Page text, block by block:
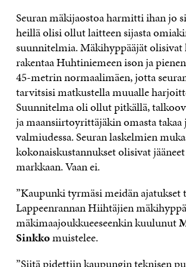
Seuran mäkijaostoa harmitti ihan jo
heillä olisi ollut laitteen sijasta
suunnitelmia. Mäkihyppääjät olisivat
rakentaa Huhtiniemeen ison ja
45-metrin normaalimäen, jotta
tarvitsisi matkustella muualle
Suunnitelma oli ollut pitkällä,
ja maansiirtoyrittäjäkin omasta takaa
valmiudessa. Seuran laskelmien
kokonaiskustannukset olisivat
markkaan. Vaan ei.
”Kaupunki tyrmäsi meidän ajatukset
Lappeenrannan Hiihtäjien
mäkimaajoukkueeseenkin kuulunut
Sinkkomuistelee.
”Siitä pidettiin kaupungin teknisen